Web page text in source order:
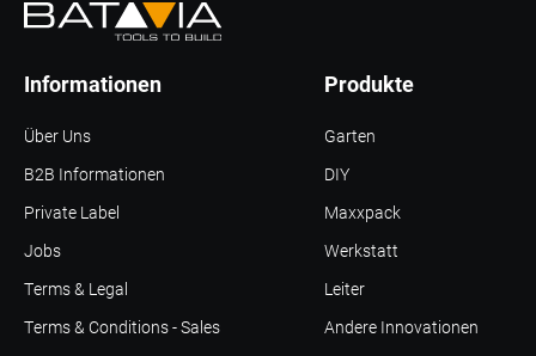
Produkte
Über Uns
Informationen
B2B Informationen
Terms & Legal
Terms & Conditions - Sales
Jobs
Private Label
Garten
DIY
Maxxpack
Werkstatt
Leiter
Andere Innovationen